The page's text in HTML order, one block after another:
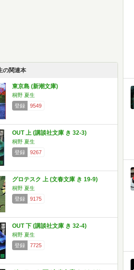
の関連本
東京島 (新潮文庫)
桐野 夏生
登録
9549
OUT 上 (講談社文庫 き 32-3)
桐野 夏生
登録
9267
グロテスク 上 (文春文庫 き 19-9)
桐野 夏生
登録
9175
OUT 下 (講談社文庫 き 32-4)
桐野 夏生
登録
7725